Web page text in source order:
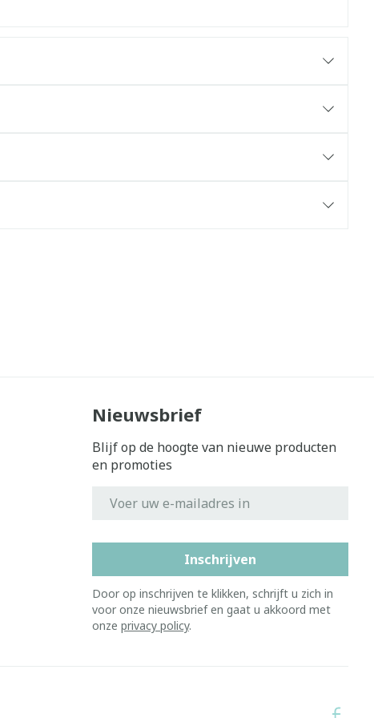
Nieuwsbrief
Blijf op de hoogte van nieuwe producten
en promoties
Inschrijven
Door op inschrijven te klikken, schrijft u zich in
voor onze nieuwsbrief en gaat u akkoord met
onze privacy policy.